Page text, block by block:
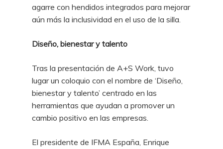
agarre con hendidos integrados para mejorar
aún más la inclusividad en el uso de la silla.
Diseño, bienestar y talento
Tras la presentación de A+S Work, tuvo
lugar un coloquio con el nombre de ‘Diseño,
bienestar y talento’ centrado en las
herramientas que ayudan a promover un
cambio positivo en las empresas.
El presidente de IFMA España, Enrique